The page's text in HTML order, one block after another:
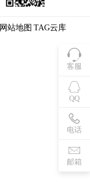
客服
QQ
电话
邮箱
网站地图 TAG云库